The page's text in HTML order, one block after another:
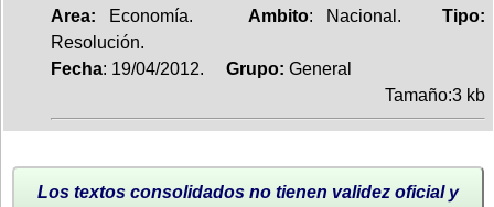
Area: Economía. Ambito: Nacional.Tipo:
Resolución.
Fecha: 19/04/2012. Grupo: General
Tamaño:3 kb
Los textos consolidados no tienen validez oficial y